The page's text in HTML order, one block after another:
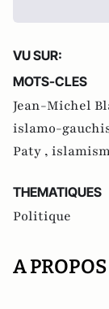
VU SUR:
MOTS-CLES
Jean-Michel
islamo-
Paty ,
THEMATIQUES
Politique
A